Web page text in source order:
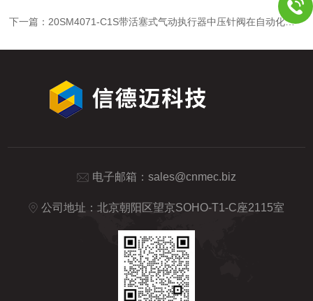
下一篇： 20SM4071-C1S带活塞式气动执行器中压针阀在自动化系统中的角色与功能
电子邮箱： sales@cnmec.biz
公司地址：北京朝阳区望京SOHO-T1-C座2115室